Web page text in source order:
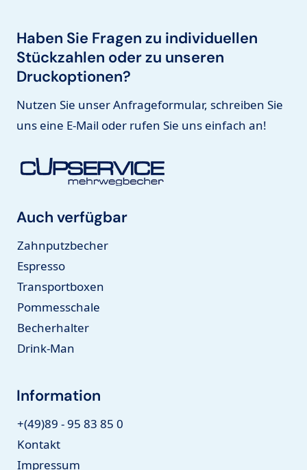
Haben Sie Fragen zu individuellen
Stückzahlen oder zu unseren
Druckoptionen?
Nutzen Sie unser Anfrageformular, schreiben Sie
uns eine E-Mail oder rufen Sie uns einfach an!
Auch verfügbar
Zahnputzbecher
Espresso
Transportboxen
Pommesschale
Becherhalter
Drink-Man
Information
+(49)89 - 95 83 85 0
Kontakt
Impressum